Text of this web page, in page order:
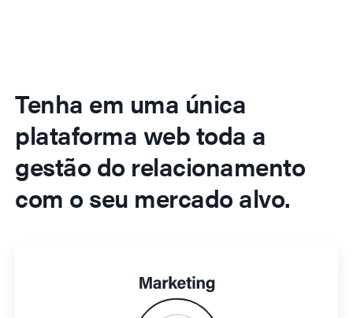
Tenha em uma única
plataforma web toda a
gestão do relacionamento
com o seu mercado alvo.